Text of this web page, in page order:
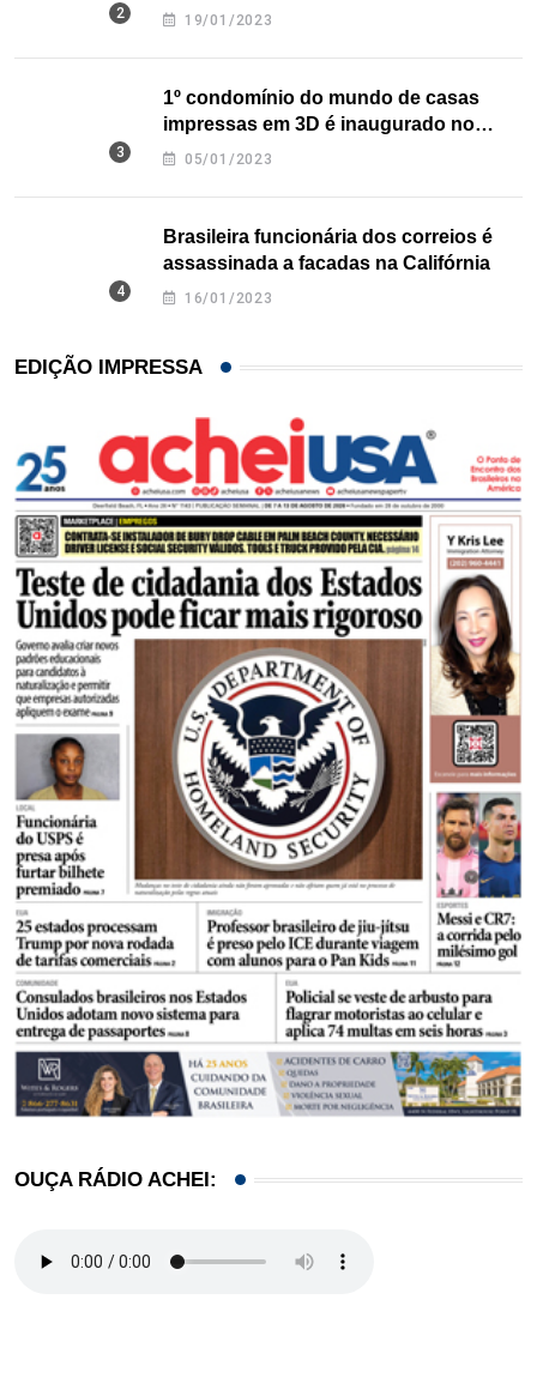
nos EUA
19/01/2023
1º condomínio do mundo de casas
impressas em 3D é inaugurado no
Texas
05/01/2023
Brasileira funcionária dos correios é
assassinada a facadas na Califórnia
16/01/2023
EDIÇÃO IMPRESSA
OUÇA RÁDIO ACHEI: